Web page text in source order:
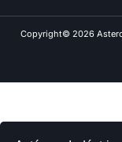
Copyright© 2026